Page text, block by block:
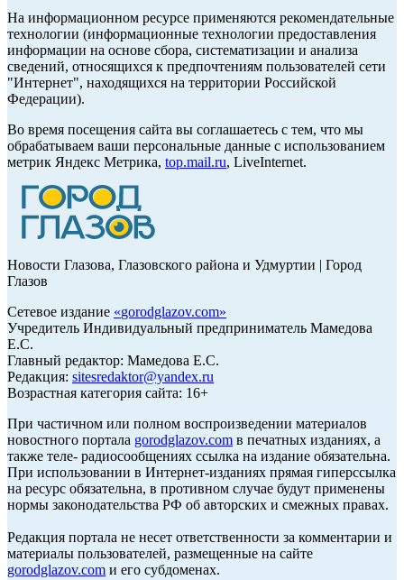
На информационном ресурсе применяются рекомендательные
технологии (информационные технологии предоставления
информации на основе сбора, систематизации и анализа
сведений, относящихся к предпочтениям пользователей сети
"Интернет", находящихся на территории Российской
Федерации).
Во время посещения сайта вы соглашаетесь с тем, что мы
обрабатываем ваши персональные данные с использованием
метрик Яндекс Метрика, top.mail.ru, LiveInternet.
Новости Глазова, Глазовского района и Удмуртии | Город
Глазов
Сетевое издание «gorodglazov.com»
Учредитель Индивидуальный предприниматель Мамедова
Е.С.
Главный редактор: Мамедова Е.С.
Редакция: sitesredaktor@yandex.ru
Возрастная категория сайта: 16+
При частичном или полном воспроизведении материалов
новостного портала gorodglazov.com в печатных изданиях, а
также теле- радиосообщениях ссылка на издание обязательна.
При использовании в Интернет-изданиях прямая гиперссылка
на ресурс обязательна, в противном случае будут применены
нормы законодательства РФ об авторских и смежных правах.
Редакция портала не несет ответственности за комментарии и
материалы пользователей, размещенные на сайте
gorodglazov.com и его субдоменах.